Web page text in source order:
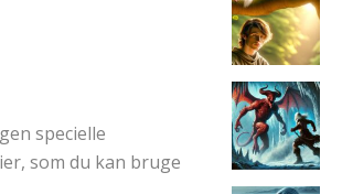
specielle
som du kan bruge